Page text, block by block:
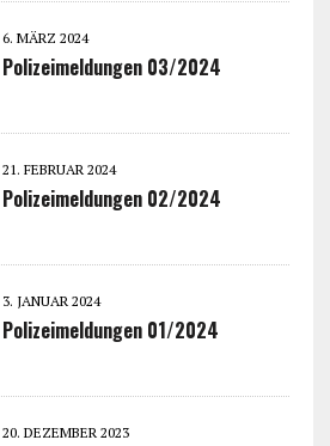
6. MÄRZ 2024
Polizeimeldungen 03/2024
21. FEBRUAR 2024
Polizeimeldungen 02/2024
3. JANUAR 2024
Polizeimeldungen 01/2024
20. DEZEMBER 2023